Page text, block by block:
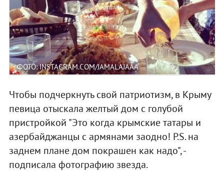
ФОТО: INSTAGRAM.COM/JAMALAJAAA
Чтобы подчеркнуть свой патриотизм, в Крыму
певица отыскала желтый дом с голубой
пристройкой "Это когда крымские татары и
азербайджанцы с армянами заодно! P.S. на
заднем плане дом покрашен как надо", -
подписала фотографию звезда.